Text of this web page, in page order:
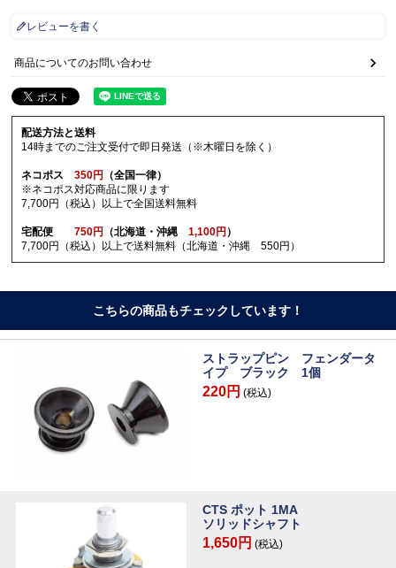
レビューを書く
商品についてのお問い合わせ
配送方法と送料
14時までのご注文受付で即日発送（※木曜日を除く）
ネコポス350円 （全国一律）
※ネコポス対応商品に限ります
7,700円（税込）以上で全国送料無料
宅配便750円 （北海道・沖縄1,100円 ）
7,700円（税込）以上で送料無料（北海道・沖縄 550円）
こちらの商品もチェックしています！
ストラップピン フェンダータ
イプ ブラック 1個
220円 (税込)
CTS ポット 1MA
ソリッドシャフト
1,650円 (税込)